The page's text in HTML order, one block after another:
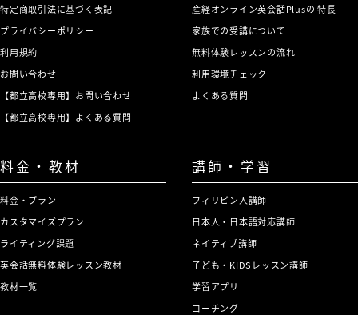
特定商取引法に基づく表記
プライバシーポリシー
利用規約
お問い合わせ
【都立高校専用】お問い合わせ
【都立高校専用】よくある質問
産経オンライン英会話Plusの 特長
家族での受講について
無料体験レッスンの流れ
利用環境チェック
よくある質問
料金・教材
料金・プラン
カスタマイズプラン
ライティング課題
英会話無料体験レッスン教材
教材一覧
講師・学習
フィリピン人講師
日本人・日本語対応講師
ネイティブ講師
子ども・KIDSレッスン講師
学習アプリ
コーチング